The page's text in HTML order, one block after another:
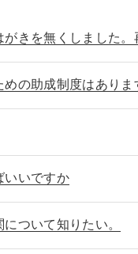
きを無くしました。
の助成制度はありま
いいですか
ついて知りたい。